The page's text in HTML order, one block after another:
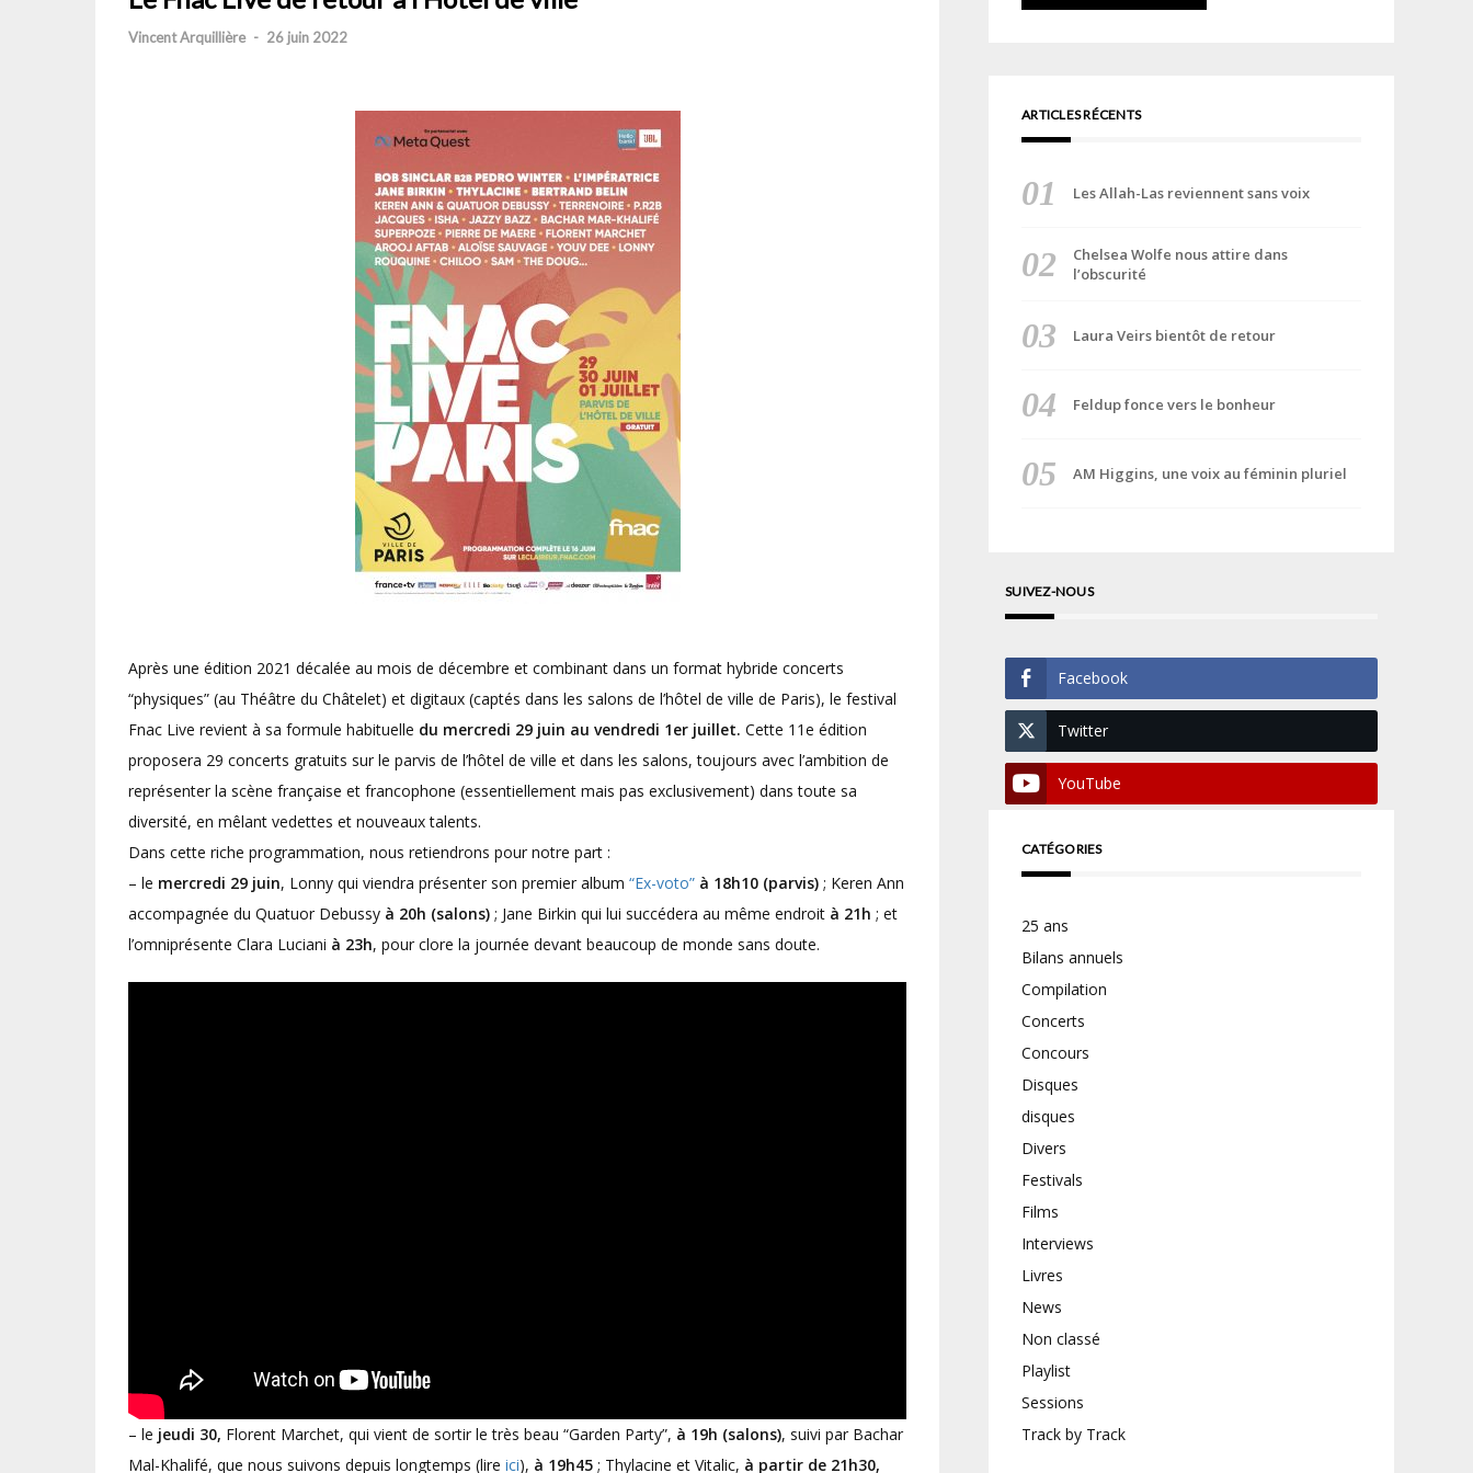
Vincent Arquillière - 26 juin 2022
Après une édition 2021 décalée au mois de décembre et combinant dans un format hybride concerts
“physiques” (au Théâtre du Châtelet) et digitaux (captés dans les salons de l’hôtel de ville de Paris), le festival
Fnac Live revient à sa formule habituelle du mercredi 29 juin au vendredi 1er juillet. Cette 11e édition
proposera 29 concerts gratuits sur le parvis de l’hôtel de ville et dans les salons, toujours avec l’ambition de
représenter la scène française et francophone (essentiellement mais pas exclusivement) dans toute sa
diversité, en mêlant vedettes et nouveaux talents.
Dans cette riche programmation, nous retiendrons pour notre part :
– le mercredi 29 juin, Lonny qui viendra présenter son premier album “Ex-voto” à 18h10 (parvis) ; Keren Ann
accompagnée du Quatuor Debussy à 20h (salons) ; Jane Birkin qui lui succédera au même endroit à 21h ; et
l’omniprésente Clara Luciani à 23h, pour clore la journée devant beaucoup de monde sans doute.
– le jeudi 30, Florent Marchet, qui vient de sortir le très beau “Garden Party”, à 19h (salons), suivi par Bachar
Mal-Khalifé, que nous suivons depuis longtemps (lire ici), à 19h45 ; Thylacine et Vitalic, à partir de 21h30,
ARTICLES RÉCENTS
Les Allah-Las reviennent sans voix
Chelsea Wolfe nous attire dans
l’obscurité
Laura Veirs bientôt de retour
Feldup fonce vers le bonheur
AM Higgins, une voix au féminin pluriel
SUIVEZ-NOUS
Facebook
Twitter
YouTube
CATÉGORIES
25 ans
Bilans annuels
Compilation
Concerts
Concours
Disques
disques
Divers
Festivals
Films
Interviews
Livres
News
Non classé
Playlist
Sessions
Track by Track